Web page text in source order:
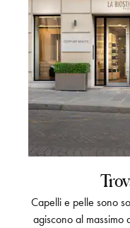
Capelli e pelle sono
agiscono al massimo